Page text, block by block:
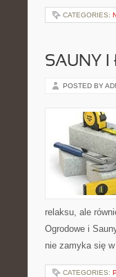
CATEGORIES:
SAUNY I
POSTED BY
relaksu, ale
Ogrodowe i
nie zamyka się
CATEGORIES: